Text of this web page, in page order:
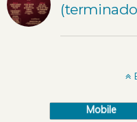
Mobile